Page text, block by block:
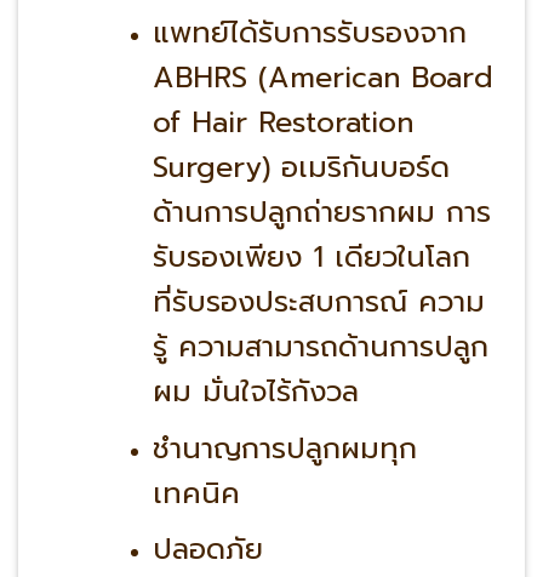
แพทย์ได้รับการรับรองจาก
ABHRS (American Board
of Hair Restoration
Surgery) อเมริกันบอร์ด
ด้านการปลูกถ่ายรากผม การ
รับรองเพียง 1 เดียวในโลก
ที่รับรองประสบการณ์ ความ
รู้ ความสามารถด้านการปลูก
ผม มั่นใจไร้กังวล
ชำนาญการปลูกผมทุก
เทคนิค
ปลอดภัย